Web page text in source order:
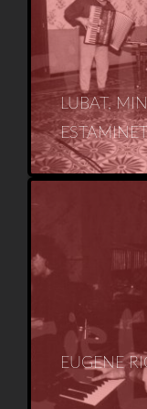
LUBAT,
ESTAMINET
EUGENE